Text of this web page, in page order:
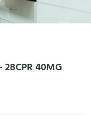
28CPR 40MG